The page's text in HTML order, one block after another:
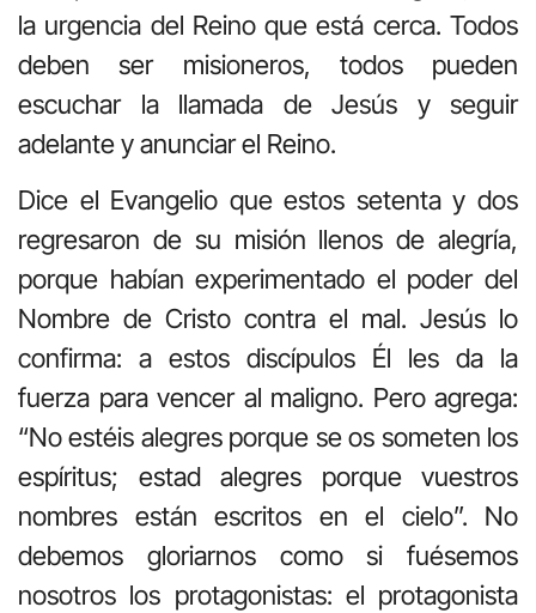
la urgencia del Reino que está cerca. Todos
deben ser misioneros, todos pueden
escuchar la llamada de Jesús y seguir
adelante y anunciar el Reino.
Dice el Evangelio que estos setenta y dos
regresaron de su misión llenos de alegría,
porque habían experimentado el poder del
Nombre de Cristo contra el mal. Jesús lo
confirma: a estos discípulos Él les da la
fuerza para vencer al maligno. Pero agrega:
“No estéis alegres porque se os someten los
espíritus; estad alegres porque vuestros
nombres están escritos en el cielo”. No
debemos gloriarnos como si fuésemos
nosotros los protagonistas: el protagonista